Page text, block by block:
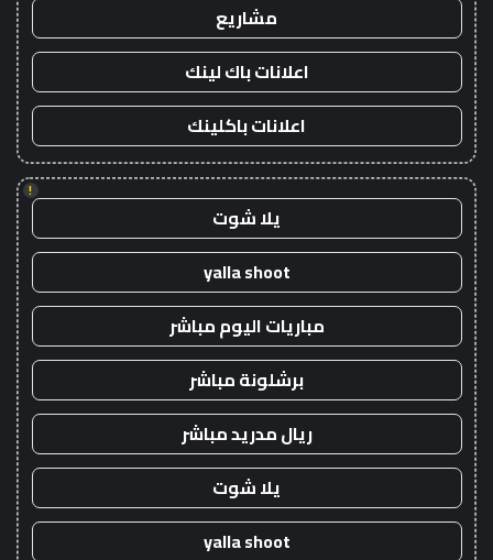
مشاريع
اعلانات باك لينك
اعلانات باكلينك
!
يلا شوت
yalla shoot
مباريات اليوم مباشر
برشلونة مباشر
ريال مدريد مباشر
يلا شوت
yalla shoot